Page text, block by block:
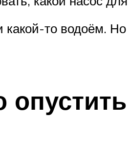
то водоём. Но